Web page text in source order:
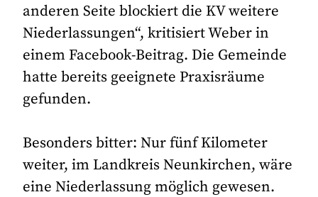
anderen Seite blockiert die KV weitere
Niederlassungen“, kritisiert Weber in
einem Facebook-Beitrag. Die Gemeinde
hatte bereits geeignete Praxisräume
gefunden.
Besonders bitter: Nur fünf Kilometer
weiter, im Landkreis Neunkirchen, wäre
eine Niederlassung möglich gewesen.